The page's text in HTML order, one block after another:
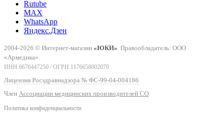
Rutube
MAX
WhatsApp
Яндекс.Дзен
2004-2026 © Интернет-магазин «ЮКИ». Правообладатель: ООО
«Армедика».
ИНН 6670447250 / ОГРН 1176658002070
Лицензия Росздравнадзора № ФС-99-04-004186
Член Ассоциации медицинских производителей СО.
Политика конфиденциальности